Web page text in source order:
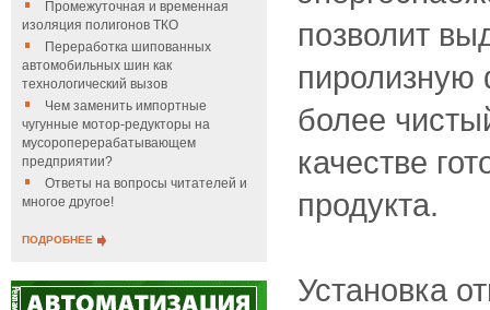
Промежуточная и временная
изоляция полигонов ТКО
Переработка шипованных
автомобильных шин как
технологический вызов
Чем заменить импортные
чугунные мотор-редукторы на
мусороперерабатывающем
предприятии?
Ответы на вопросы читателей и
многое другое!
ПОДРОБНЕЕ
позволит
пиролизную
более
качестве
продукта.
Установка